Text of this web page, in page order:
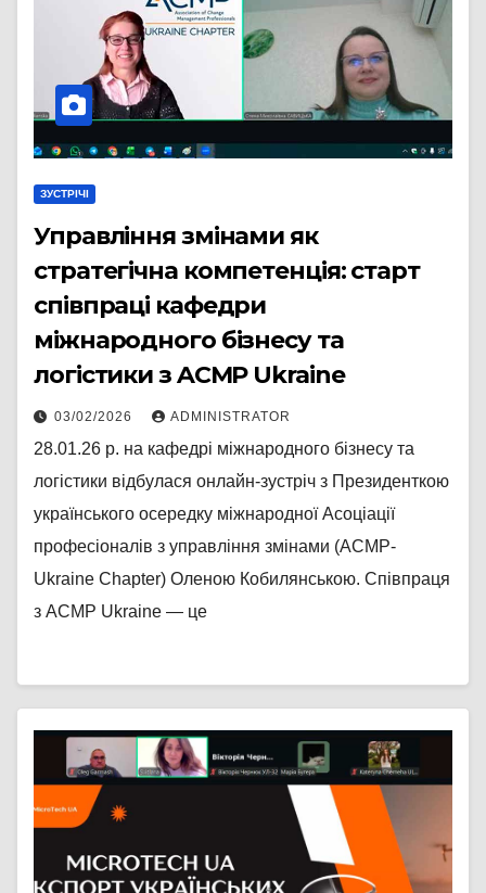
ЗУСТРІЧІ
Управління змінами як
стратегічна компетенція: старт
співпраці кафедри
міжнародного бізнесу та
логістики з ACMP Ukraine
03/02/2026 ADMINISTRATOR
28.01.26 р. на кафедрі міжнародного бізнесу та
логістики відбулася онлайн-зустріч з Президенткою
українського осередку міжнародної Асоціації
професіоналів з управління змінами (ACMP-
Ukraine Chapter) Оленою Кобилянською. Співпраця
з ACMP Ukraine — це